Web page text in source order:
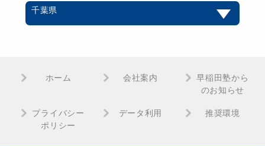
千葉県
ホーム 会社案内
早稲田塾から
のお知らせ
プライバシー
ポリシー
データ利用 推奨環境